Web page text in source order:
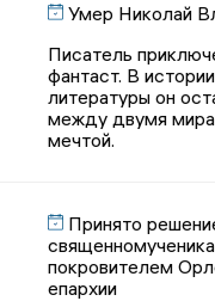
Умер Николай
Писатель
фантаст. В
литературы он
между двумя
мечтой.
Принято
покровителем
епархии